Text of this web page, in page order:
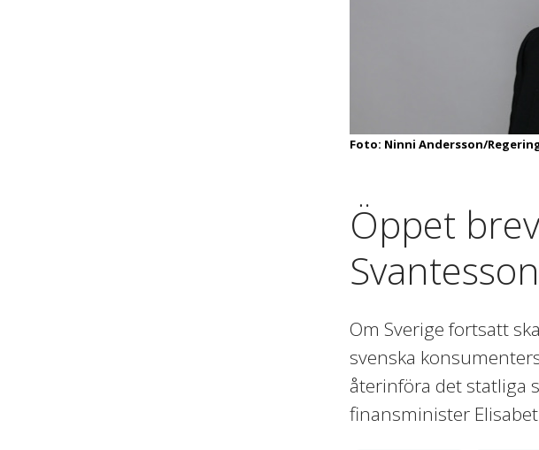
Foto: Ninni Andersson/
Öppet
Svantesson
Om Sverige fortsatt
svenska
återinföra det statliga
finansminister